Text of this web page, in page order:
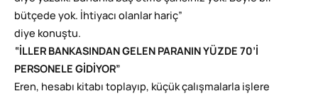
bütçede yok. İhtiyacı olanlar hariç”
diye konuştu.
“İLLER BANKASINDAN GELEN PARANIN YÜZDE 70’İ
PERSONELE GİDİYOR”
Eren, hesabı kitabı toplayıp, küçük çalışmalarla işlere